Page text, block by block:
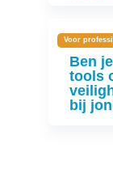
Voor
Ben
tools
bij